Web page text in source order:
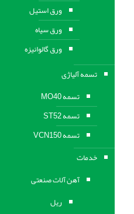
ورق استیل
ورق سیاه
ورق گالوانیزه
تسمه آلیاژی
تسمه MO40
تسمه ST52
تسمه VCN150
خدمات
آهن آلات صنعتی
ریل